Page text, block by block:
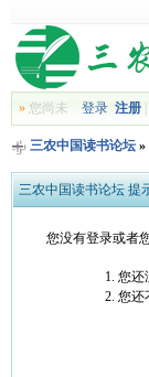
»您尚未 登录 注册|
三农中国读书论坛»
三农中国读书论坛 提
您没有登录或者
您还
您还